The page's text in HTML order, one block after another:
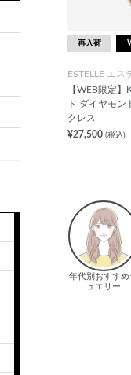
再入荷
ESTELLE エス
【WEB限定
ド ダイヤモン
クレス
¥27,500 (税込)